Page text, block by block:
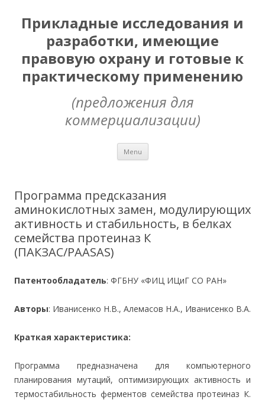
Прикладные исследования и
разработки, имеющие
правовую охрану и готовые к
практическому применению
(предложения для
коммерциализации)
Menu Skip
content
Программа предсказания
аминокислотных замен, модулирующих
активность и стабильность, в белках
семейства протеиназ К
(ПАКЗАС/PAASAS)
Патентообладатель: ФГБНУ «ФИЦ ИЦиГ СО РАН»
Авторы: Иванисенко Н.В., Алемасов Н.А., Иванисенко В.А.
Краткая характеристика:
Программа предназначена для компьютерного
планирования мутаций, оптимизирующих активность и
термостабильность ферментов семейства протеиназ К.